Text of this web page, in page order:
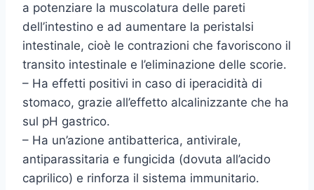
a potenziare la muscolatura delle pareti
dell’intestino e ad aumentare la peristalsi
intestinale, cioè le contrazioni che favoriscono il
transito intestinale e l’eliminazione delle scorie.
– Ha effetti positivi in caso di iperacidità di
stomaco, grazie all’effetto alcalinizzante che ha
sul pH gastrico.
– Ha un’azione antibatterica, antivirale,
antiparassitaria e fungicida (dovuta all’acido
caprilico) e rinforza il sistema immunitario.